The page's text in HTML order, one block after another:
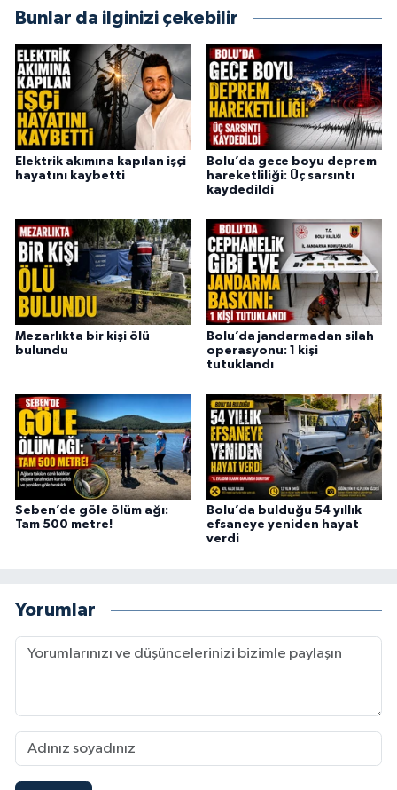
Bunlar da ilginizi çekebilir
Elektrik akımına kapılan işçi
hayatını kaybetti
Bolu’da gece boyu deprem
hareketliliği: Üç sarsıntı
kaydedildi
Mezarlıkta bir kişi ölü
bulundu
Bolu’da jandarmadan silah
operasyonu: 1 kişi
tutuklandı
Seben’de göle ölüm ağı:
Tam 500 metre!
Bolu’da bulduğu 54 yıllık
efsaneye yeniden hayat
verdi
Yorumlar